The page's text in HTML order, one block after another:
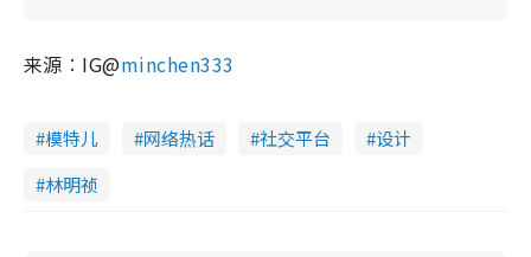
来源︰IG@minchen333
模特儿 网络热话 社交平台
设计
林明祯